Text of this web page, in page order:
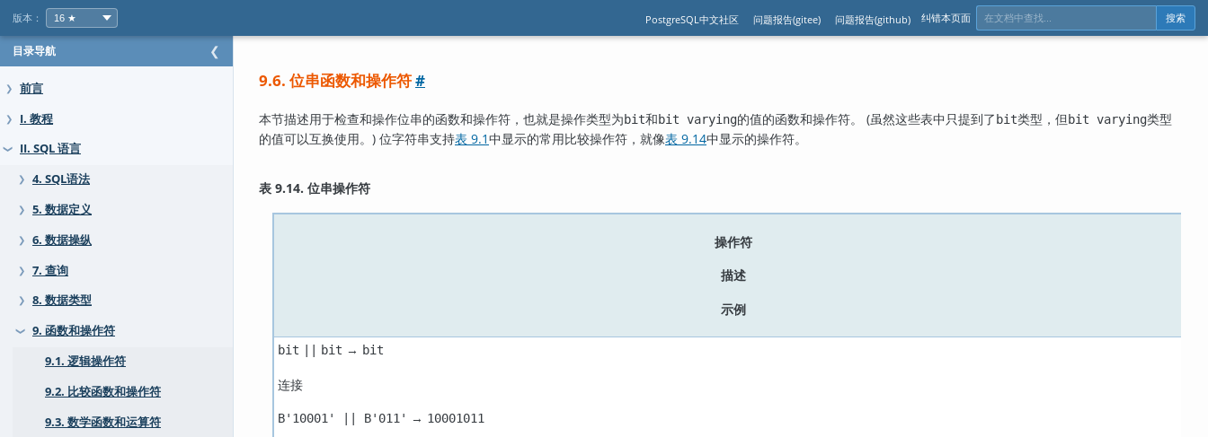
版本： PostgreSQL中文社区 问题报告(gitee) 问题报告(github) 纠错本页面 搜索
目录导航 ❮
❯ 前言
❯ I. 教程
❯ II. SQL 语言
❯ 4. SQL语法
❯ 5. 数据定义
❯ 6. 数据操纵
❯ 7. 查询
❯ 8. 数据类型
❯
9. 函数和操作符
9.1. 逻辑操作符
9.2. 比较函数和操作符
9.3. 数学函数和运算符
9.6. 位串函数和操作符#
本节描述用于检查和操作位串的函数和操作符，也就是操作类型为bit和bit varying的值的函数和操作符。 (虽然这些表中只提到了 bit类型，但bit varying类型
的值可以互换使用。) 位字符串支持表 9.1中显示的常用比较操作符，就像表 9.14中显示的操作符。
表 9.14. 位串操作符
操作符
描述
示例
bit bit → bit
连接
B'10001' || B'011' → 10001011